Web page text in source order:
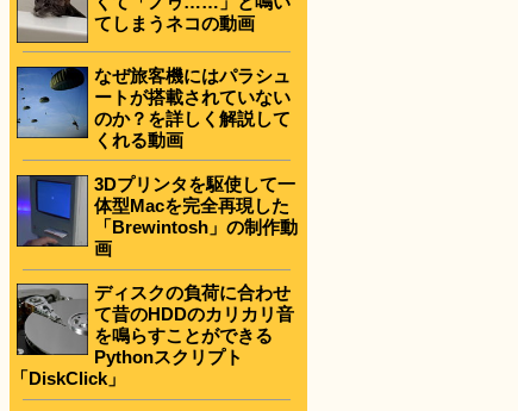
てしまうネコの動画
なぜ旅客機にはパラシュ
ートが搭載されていない
のか？を詳しく解説して
くれる動画
3Dプリンタを駆使して一
体型Macを完全再現した
「Brewintosh」の制作動
画
ディスクの負荷に合わせ
て昔のHDDのカリカリ音
を鳴らすことができる
Pythonスクリプト
「DiskClick」